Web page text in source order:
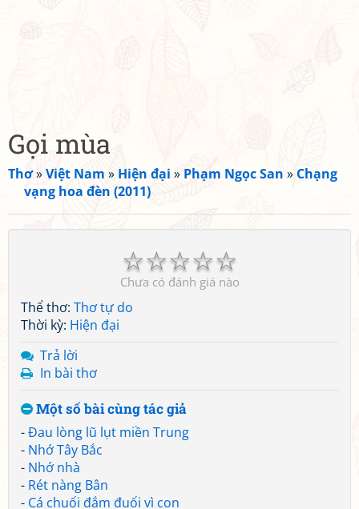
Gọi mùa
Thơ»Việt Nam » Hiện đại » Phạm Ngọc San » Chạng
vạng hoa đèn (2011)
☆
☆
☆
☆
☆
Chưa có đánh giá nào
Thể thơ: Thơ tự do
Thời kỳ: Hiện đại
Trả lời
In bài thơ
Một số bài cùng tác giả
-Đau lòng lũ lụt miền Trung
- Nhớ Tây Bắc
- Nhớ nhà
- Rét nàng Bân
- Cá chuối đắm đuối vì con